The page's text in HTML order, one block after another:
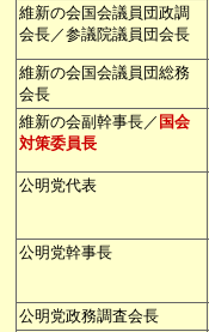
維新の会国会議員団政調
会長／参議院議員団会長
維新の会国会議員団総務
会長
維新の会副幹事長／ 国会
対策委員長
公明党代表
公明党幹事長
公明党政務調査会長